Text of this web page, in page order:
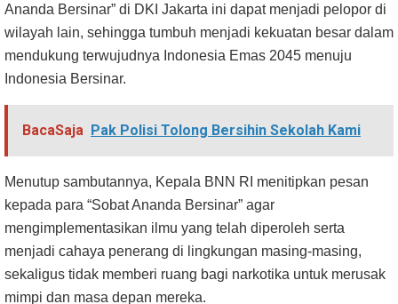
Ananda Bersinar” di DKI Jakarta ini dapat menjadi pelopor di
wilayah lain, sehingga tumbuh menjadi kekuatan besar dalam
mendukung terwujudnya Indonesia Emas 2045 menuju
Indonesia Bersinar.
BacaSaja Pak Polisi Tolong Bersihin Sekolah Kami
Menutup sambutannya, Kepala BNN RI menitipkan pesan
kepada para “Sobat Ananda Bersinar” agar
mengimplementasikan ilmu yang telah diperoleh serta
menjadi cahaya penerang di lingkungan masing-masing,
sekaligus tidak memberi ruang bagi narkotika untuk merusak
mimpi dan masa depan mereka.